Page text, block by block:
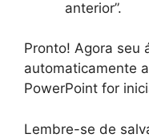
anterior”.
Pronto! Agora seu
automaticamente
PowerPoint for
Lembre-se de